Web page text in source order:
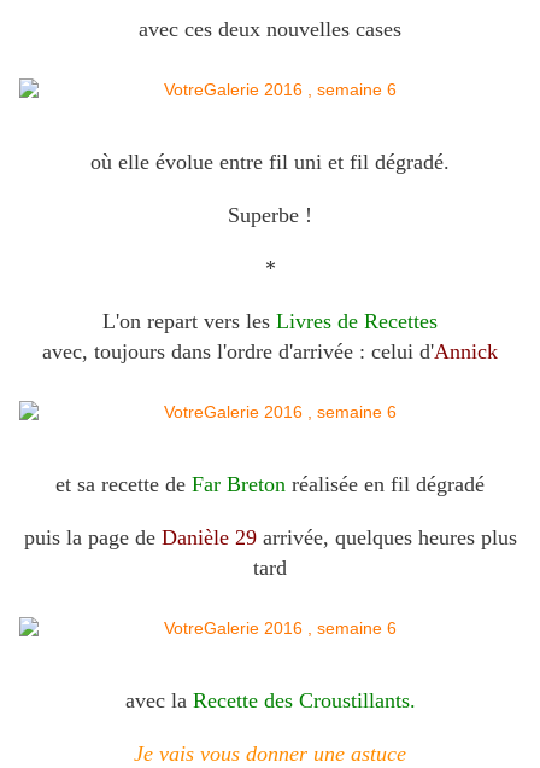
avec ces deux nouvelles cases
où elle évolue entre fil uni et fil dégradé.
Superbe !
*
L'on repart vers les Livres de Recettes
avec, toujours dans l'ordre d'arrivée : celui d'Annick
et sa recette de Far Breton réalisée en fil dégradé
puis la page deDanièle 29arrivée, quelques heures plus
tard
avec laRecette des Croustillants.
Je vais vous donner une astuce